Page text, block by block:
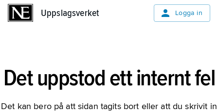
Uppslagsverket Logga in
Det uppstod ett internt fel
Det kan bero på att sidan tagits bort eller att du skrivit in